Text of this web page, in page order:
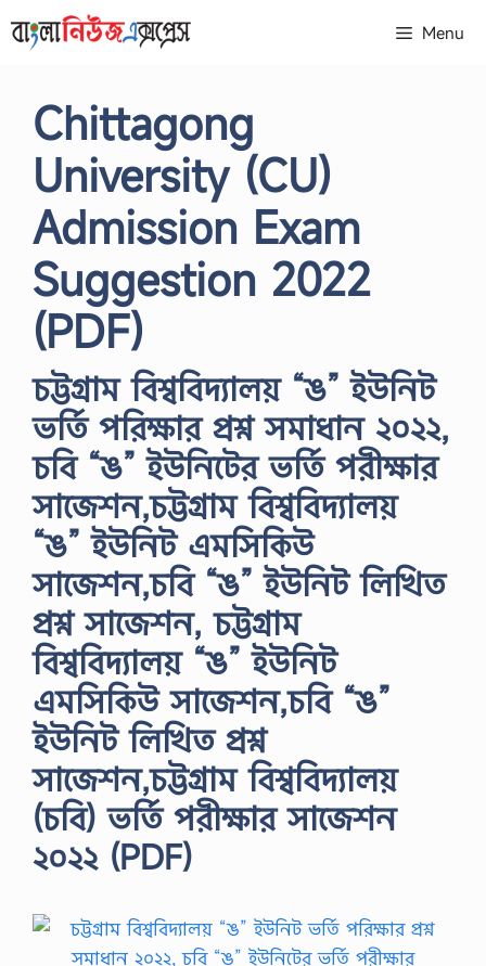
to
Menu
Chittagong
University (CU)
Admission Exam
Suggestion 2022
(PDF)
চট্টগ্রাম বিশ্ববিদ্যালয় “ঙ” ইউনিট
ভর্তি পরিক্ষার প্রশ্ন সমাধান ২০২২,
চবি “ঙ” ইউনিটের ভর্তি পরীক্ষার
সাজেশন,চট্টগ্রাম বিশ্ববিদ্যালয়
“ঙ” ইউনিট এমসিকিউ
সাজেশন,চবি “ঙ” ইউনিট লিখিত
প্রশ্ন সাজেশন, চট্টগ্রাম
বিশ্ববিদ্যালয় “ঙ” ইউনিট
এমসিকিউ সাজেশন,চবি “ঙ”
ইউনিট লিখিত প্রশ্ন
সাজেশন,চট্টগ্রাম বিশ্ববিদ্যালয়
(চবি) ভর্তি পরীক্ষার সাজেশন
২০২২ (PDF)